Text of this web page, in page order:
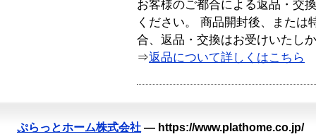
お客様のご都合による返品・交
ください。 商品開封後、または
合、返品・交換はお受けいたし
⇒返品について詳しくはこちら
ぷらっとホーム株式会社 — https://www.plathome.co.jp/